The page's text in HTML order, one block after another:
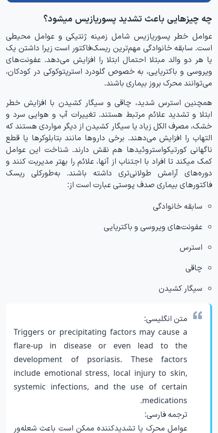
چه چیزهایی باعث تشدید پسوریازیس میشود؟
عوامل خطر پسوریازیس شامل زمینه ژنتیکی و عوامل محیطی
است. سابقه خانوادگی مهم‌ترین ریسک‌فاکتور است زیرا داشتن یک
یا هر دو والد مبتلا احتمال ابتلا را افزایش می‌دهد. عفونت‌های
ویروسی و باکتریایی، به‌ خصوص گلودرد استرپتوکوکی در کودکان،
می‌توانند محرک بروز بیماری باشند.
همچنین استرس شدید، چاقی و سیگار کشیدن با افزایش خطر
ابتلا و تشدید علائم مرتبط هستند. تغییرات آب و هوایی سرد و
خشک، مصرف الکل زیاد یا سیگار کشیدن از دیگر مواردی هستند که
التهاب را افزایش می‌دهند. برخی داروها مانند بتابلوکرها یا قطع
ناگهانی کورتیکواستروئیدها هم نقش دارند. شناخت این عوامل
کمک میکند تا افراد با اجتناب از آنها، علائم را بهتر مدیریت کنند و
دوره‌های آرامش طولانی‌تری داشته باشند. به‌طورکلی ریسک
فاکتورهای بیماری صدف پوستی عبارت است از:
سابقه خانوادگی
عفونت‌های ویروسی و باکتریایی
استرس
چاقی
سیگار کشیدن
متن انگلیسی:
Triggers or precipitating factors may cause a
flare-up in disease or even lead to the
development of psoriasis. These factors
include emotional stress, local injury to skin,
systemic infections, and the use of certain
medications.
ترجمه فارسی:
عوامل محرک یا تشدیدکننده ممکن است باعث شعله‌ور